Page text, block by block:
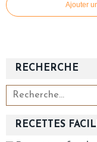
Ajouter
RECHERCHE
RECETTES